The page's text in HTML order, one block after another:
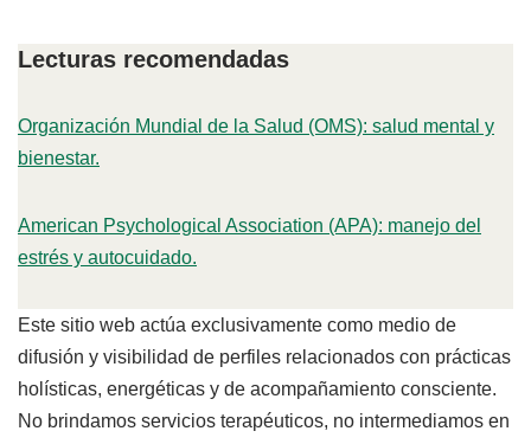
Lecturas recomendadas
Organización Mundial de la Salud (OMS): salud mental y
bienestar.
American Psychological Association (APA): manejo del
estrés y autocuidado.
Este sitio web actúa exclusivamente como medio de
difusión y visibilidad de perfiles relacionados con prácticas
holísticas, energéticas y de acompañamiento consciente.
No brindamos servicios terapéuticos, no intermediamos en